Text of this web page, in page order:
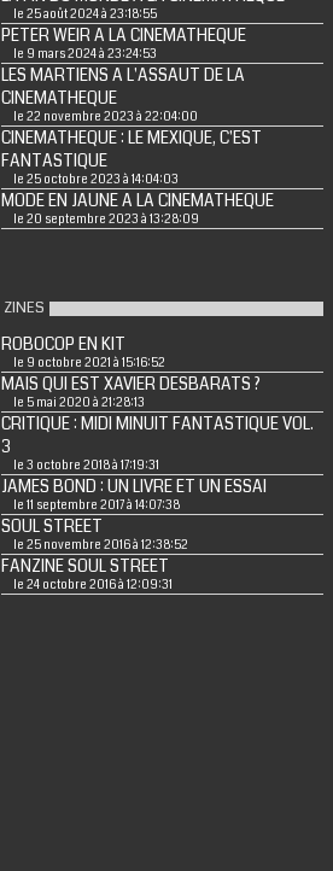
le 25 août 2024 à 23:18:55
PETER WEIR A LA CINEMATHEQUE
le 9 mars 2024 à 23:24:53
LES MARTIENS A L'ASSAUT DE LA
CINEMATHEQUE
le 22 novembre 2023 à 22:04:00
CINEMATHEQUE : LE MEXIQUE, C'EST
FANTASTIQUE
le 25 octobre 2023 à 14:04:03
MODE EN JAUNE A LA CINEMATHEQUE
le 20 septembre 2023 à 13:28:09
ZINES
ROBOCOP EN KIT
le 9 octobre 2021 à 15:16:52
MAIS QUI EST XAVIER DESBARATS ?
le 5 mai 2020 à 21:28:13
CRITIQUE : MIDI MINUIT FANTASTIQUE VOL.
3
le 3 octobre 2018 à 17:19:31
JAMES BOND : UN LIVRE ET UN ESSAI
le 11 septembre 2017 à 14:07:38
SOUL STREET
le 25 novembre 2016 à 12:38:52
FANZINE SOUL STREET
le 24 octobre 2016 à 12:09:31